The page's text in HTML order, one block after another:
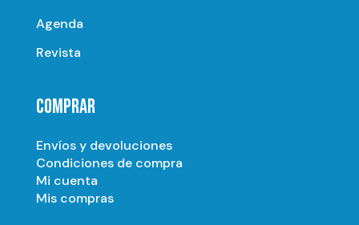
Agenda
Revista
COMPRAR
Envíos y devoluciones
Condiciones de compra
Mi cuenta
Mis compras